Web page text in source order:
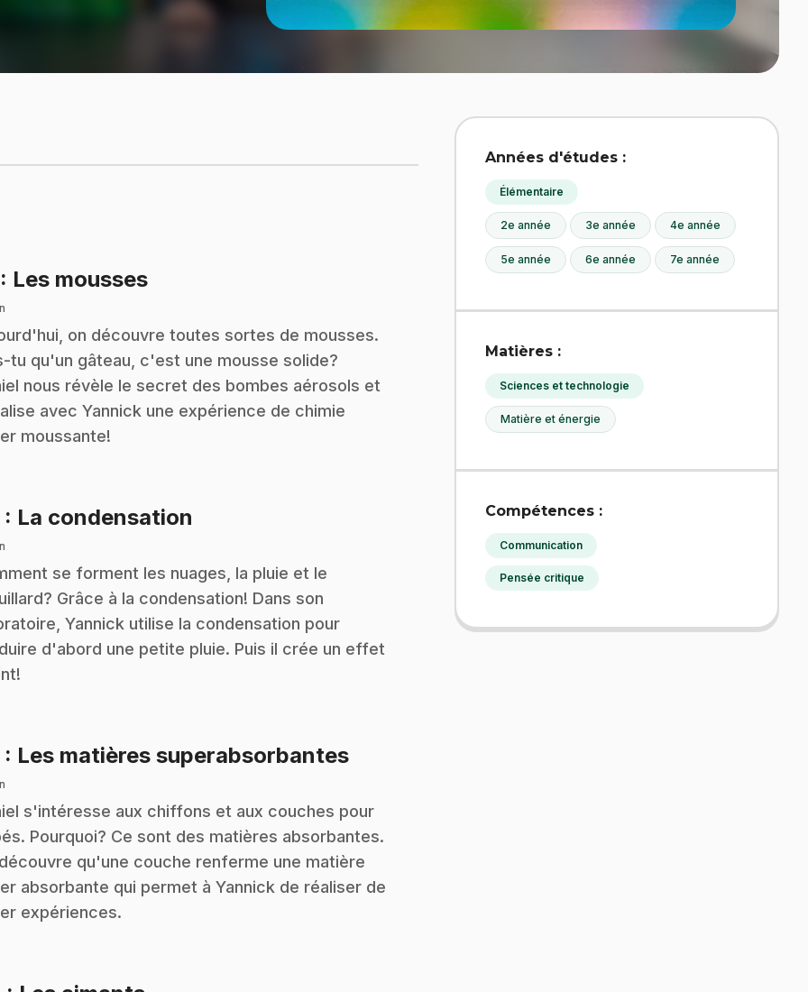
: Les mousses.
on découvre toutes sortes de mousses.
tu qu'un gâteau, c'est une mousse solide?
nous révèle le secret des bombes aérosols et
avec Yannick une expérience de chimie
moussante!
: La condensation
se forment les nuages, la pluie et le
Grâce à la condensation! Dans son
Yannick utilise la condensation pour
d'abord une petite pluie. Puis il crée un effet
: Les matières superabsorbantes.
s'intéresse aux chiffons et aux couches pour
Pourquoi? Ce sont des matières absorbantes.
qu'une couche renferme une matière
absorbante qui permet à Yannick de réaliser de
expériences.
Années d'études :
Élémentaire
2e année 3e année 4e année
5e année 6e année 7e année
Matières :
Sciences et technologie
Matière et énergie
Compétences :
Communication
Pensée critique